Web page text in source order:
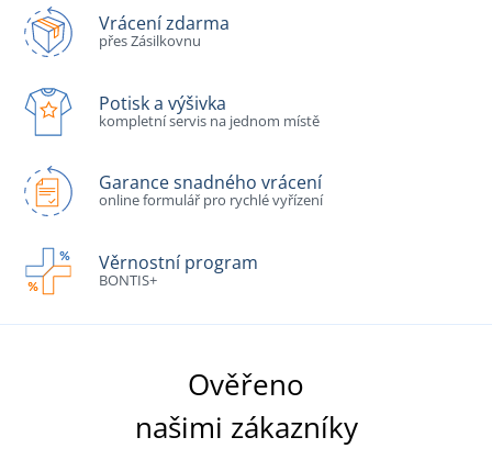
Vrácení zdarma
přes Zásilkovnu
Potisk a výšivka
kompletní servis na jednom místě
Garance snadného vrácení
online formulář pro rychlé vyřízení
Věrnostní program
BONTIS+
Ověřeno
našimi zákazníky